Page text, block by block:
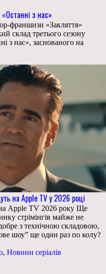
з нас»
франшизи «Закляття»
склад третього сезону
з нас», заснованого на
на Apple TV у 2026 році
на Apple TV 2026 року Ще
стрімінгів майже не
з технічною складовою,
шоу” ще один раз по колу?
, Новини серіалів